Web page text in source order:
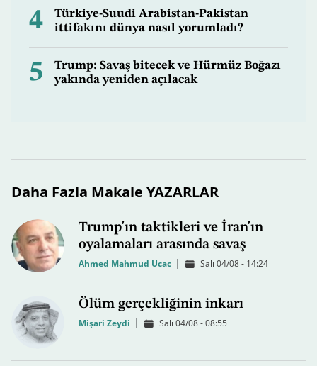
4
Türkiye-Suudi Arabistan-Pakistan
ittifakını dünya nasıl yorumladı?
5
Trump: Savaş bitecek ve Hürmüz Boğazı
yakında yeniden açılacak
Daha Fazla Makale YAZARLAR
Trump'ın taktikleri ve İran'ın
oyalamaları arasında savaş
Ahmed Mahmud Ucac Salı 04/08 - 14:24
Ölüm gerçekliğinin inkarı
Mişari Zeydi Salı 04/08 - 08:55